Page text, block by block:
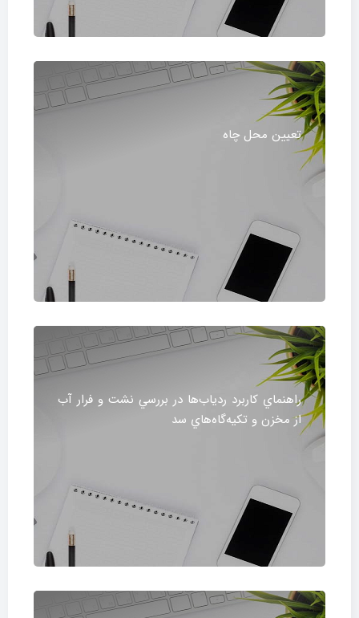
تعیین محل چاه
راهنماي كاربرد ردياب‌ها در بررسي نشت و فرار آب
از مخزن و تكيه‌گاه‌هاي سد